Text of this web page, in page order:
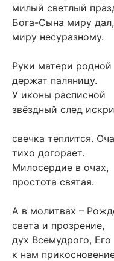
милый светлый
Бога-Cына миру дал,
миру несуразному.
Руки матери родной
держат паляницу.
У иконы расписной
звёздный след
свечка теплится.
тихо догорает.
Милосердие в очах,
простота святая.
А в молитвах –
света и прозрение,
дух Всемудрого, Его
к нам